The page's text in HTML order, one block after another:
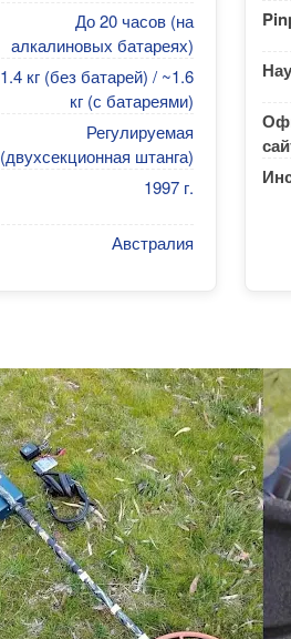
До 20 часов (на
алкалиновых батареях)
1.4 кг (без батарей) / ~1.6
кг (с батареями)
Регулируемая
(двухсекционная штанга)
1997 г.
Австралия